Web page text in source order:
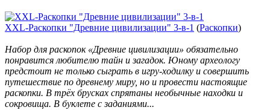
XXL-Раскопки "Древние цивилизации" 3-в-1 (Раскопки)
Набор для раскопок «Древние цивилизации» обязательно
понравится любителю тайн и загадок. Юному археологу
предстоит не только сыграть в игру-ходилку и совершить
путешествие по древнему миру, но и провести настоящие
раскопки. В трёх брусках спрятаны необычные находки и
сокровища. В буклете с заданиями...